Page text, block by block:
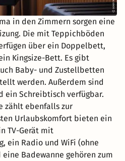
in den Zimmern sorgen eine
Die mit Teppichböden
über ein Doppelbett,
Kingsize-Bett. Es gibt
Baby- und Zustellbetten
werden. Außerdem sind
ein Schreibtisch verfügbar.
zählt ebenfalls zur
Urlaubskomfort bieten ein
TV-Gerät mit
ein Radio und WiFi (ohne
eine Badewanne gehören zum